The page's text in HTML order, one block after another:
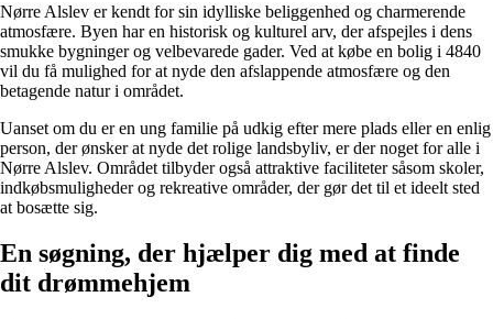
Nørre Alslev er kendt for sin idylliske beliggenhed og charmerende
atmosfære. Byen har en historisk og kulturel arv, der afspejles i dens
smukke bygninger og velbevarede gader. Ved at købe en bolig i 4840
vil du få mulighed for at nyde den afslappende atmosfære og den
betagende natur i området.
Uanset om du er en ung familie på udkig efter mere plads eller en enlig
person, der ønsker at nyde det rolige landsbyliv, er der noget for alle i
Nørre Alslev. Området tilbyder også attraktive faciliteter såsom skoler,
indkøbsmuligheder og rekreative områder, der gør det til et ideelt sted
at bosætte sig.
En søgning, der hjælper dig med at finde
dit drømmehjem